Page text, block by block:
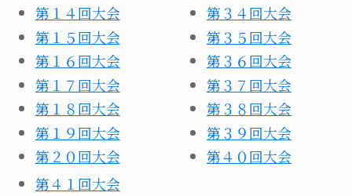
第１４回大会
第１５回大会
第１６回大会
第１７回大会
第１８回大会
第１９回大会
第２０回大会
第３４回大会
第３５回大会
第３６回大会
第３７回大会
第３８回大会
第３９回大会
第４０回大会
第４１回大会